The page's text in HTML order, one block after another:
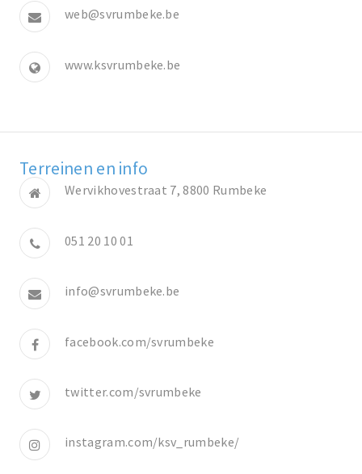
web@svrumbeke.be
www.ksvrumbeke.be
Terreinen en info
Wervikhovestraat 7, 8800 Rumbeke
051 20 10 01
info@svrumbeke.be
facebook.com/svrumbeke
twitter.com/svrumbeke
instagram.com/ksv_rumbeke/